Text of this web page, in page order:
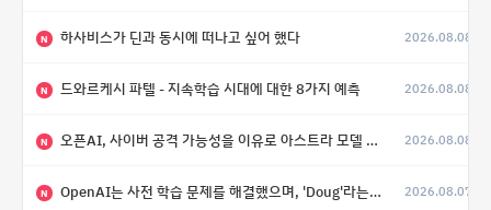
N 하사비스가 딘과 동시에 떠나고 싶어 했다 2026.08.08
N 드와르케시 파텔 - 지속학습 시대에 대한 8가지 예측 2026.08.08
N 오픈AI, 사이버 공격 가능성을 이유로 아스트라 모델 출시 연기 2026.08.08
N OpenAI는 사전 학습 문제를 해결했으며, 'Doug'라는 코드명을 가진 훨씬 더 큰 모델을 활발히 개발 중 2026.08.07